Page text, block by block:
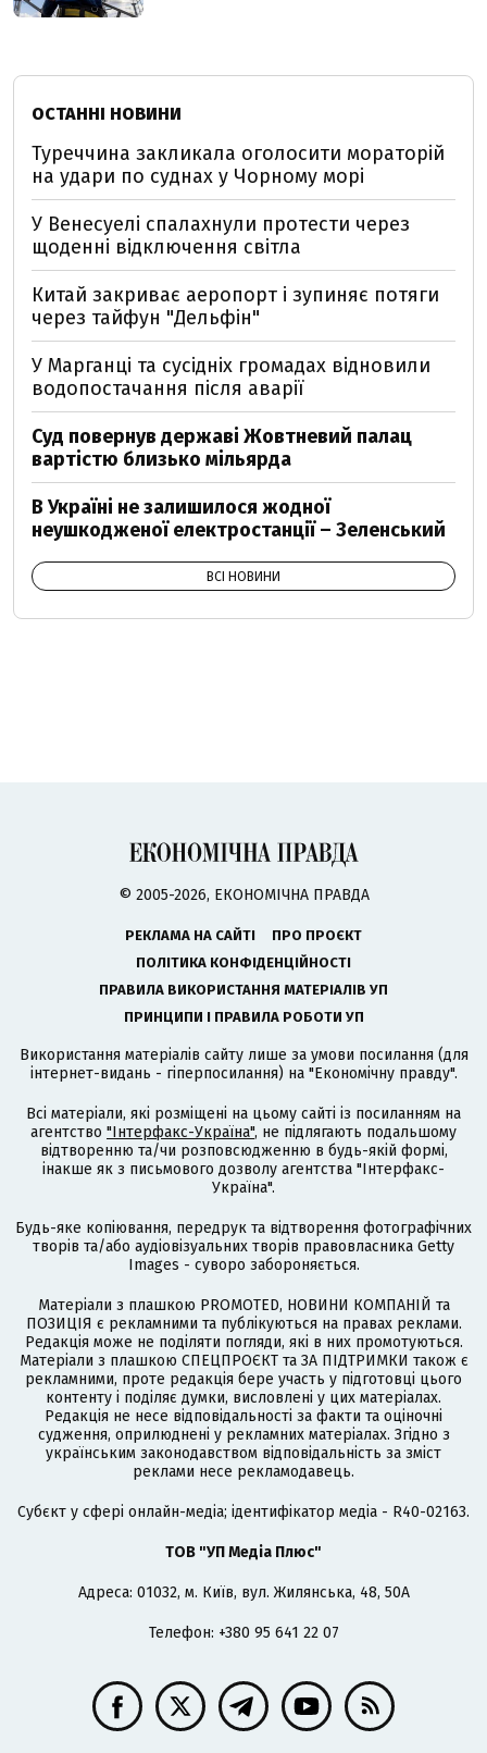
ОСТАННІ НОВИНИ
Туреччина закликала оголосити мораторій
на удари по суднах у Чорному морі
У Венесуелі спалахнули протести через
щоденні відключення світла
Китай закриває аеропорт і зупиняє потяги
через тайфун "Дельфін"
У Марганці та сусідніх громадах відновили
водопостачання після аварії
Суд повернув державі Жовтневий палац
вартістю близько мільярда
В Україні не залишилося жодної
неушкодженої електростанції – Зеленський
ВСІ НОВИНИ
© 2005-2026, ЕКОНОМІЧНА ПРАВДА
РЕКЛАМА НА САЙТІ
ПРО ПРОЄКТ
ПОЛІТИКА КОНФІДЕНЦІЙНОСТІ
ПРАВИЛА ВИКОРИСТАННЯ МАТЕРІАЛІВ УП
ПРИНЦИПИ І ПРАВИЛА РОБОТИ УП
Використання матеріалів сайту лише за умови посилання (для
інтернет-видань - гіперпосилання) на "Економічну правду".
Всі матеріали, які розміщені на цьому сайті із посиланням на
агентство "Інтерфакс-Україна", не підлягають подальшому
відтворенню та/чи розповсюдженню в будь-якій формі,
інакше як з письмового дозволу агентства "Інтерфакс-
Україна".
Будь-яке копіювання, передрук та відтворення фотографічних
творів та/або аудіовізуальних творів правовласника Getty
Images - суворо забороняється.
Матеріали з плашкою PROMOTED, НОВИНИ КОМПАНІЙ та
ПОЗИЦІЯ є рекламними та публікуються на правах реклами.
Редакція може не поділяти погляди, які в них промотуються.
Матеріали з плашкою СПЕЦПРОЄКТ та ЗА ПІДТРИМКИ також є
рекламними, проте редакція бере участь у підготовці цього
контенту і поділяє думки, висловлені у цих матеріалах.
Редакція не несе відповідальності за факти та оціночні
судження, оприлюднені у рекламних матеріалах. Згідно з
українським законодавством відповідальність за зміст
реклами несе рекламодавець.
Cубєкт у сфері онлайн-медіа; ідентифікатор медіа - R40-02163.
ТОВ "УП Медіа Плюс"
Адреса: 01032, м. Київ, вул. Жилянська, 48, 50А
Телефон: +380 95 641 22 07